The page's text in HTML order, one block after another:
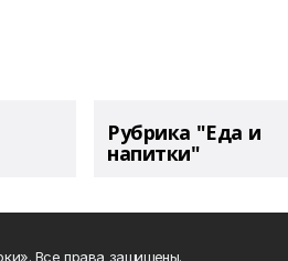
Рубрика "Еда и
напитки"
Все права защищены.